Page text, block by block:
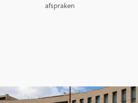
afspraken